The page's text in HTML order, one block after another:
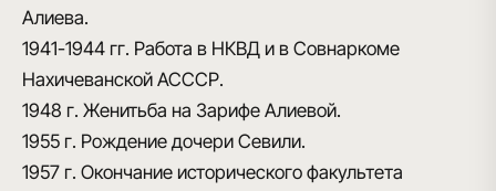
Алиева.
1941-1944 гг. Работа в НКВД и в Совнаркоме
Нахичеванской АСССР.
1948 г. Женитьба на Зарифе Алиевой.
1955 г. Рождение дочери Севили.
1957 г. Окончание исторического факультета